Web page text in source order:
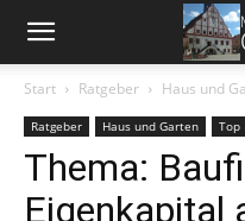
Start Ratgeber Haus und
Ratgeber Haus und Garten Top
Thema:
Eigenkapital